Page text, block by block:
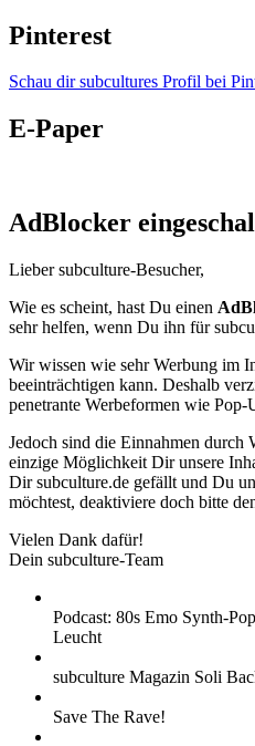
Pinterest
Schau dir subcultures Profil bei
E-Paper
AdBlocker
Lieber subculture-Besucher,
Wie es scheint, hast Du einen
sehr helfen, wenn Du ihn für
Wir wissen wie sehr Werbung im
beeinträchtigen kann. Deshalb
penetrante Werbeformen wie Pop-
Jedoch sind die Einnahmen durch
einzige Möglichkeit Dir unsere
Dir subculture.de gefällt und Du
möchtest, deaktiviere doch bitte
Vielen Dank dafür!
Dein subculture-Team
Podcast: 80s Emo Synth-
Leucht
subculture Magazin Soli
Save The Rave!